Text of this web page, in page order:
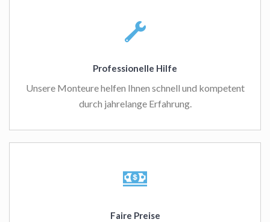
Professionelle Hilfe
Unsere Monteure helfen Ihnen schnell und kompetent
durch jahrelange Erfahrung.
Faire Preise